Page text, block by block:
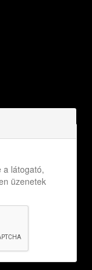
a látogató,
üzenetek